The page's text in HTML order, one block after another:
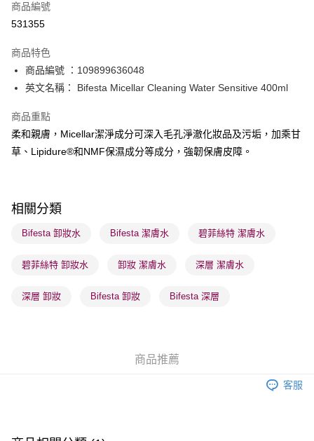
Apple Pay
PayMe
WeChat Pay
BoC Pay
送貨方式
每筆HK$65.00，滿HK$300.00或以上免運費
確認發貨後1-3 工作天送達，訂單將隨機分配至SF順豐速運或京東
每筆HK$65.00，滿HK$300.00或以上免運費
每筆HK$20.00，滿HK$100.00或以上免運費
(澳門門市) 只顯示可選門市。確認發貨後2-5個工作天到店，3天內
商品編號
531355
商品特色
商品編號 ：109899636048
英文名稱： Bifesta Micellar Cleaning Water Sensitive 400ml
商品重點
柔和親膚，Micellar潔淨成分可深入毛孔淨澈化妝品及污垢，加乘甘
草、Lipidure®和NMF保濕成分等成分，強韌保膚皮障。
相關分類
Bifesta 卸妝水 Bifesta 潔膚水 碧菲絲特 潔膚水
碧菲絲特 卸妝水 卸妝 潔膚水 深層 潔膚水
深層 卸妝 Bifesta 卸妝 Bifesta 深層
商品推薦
客服